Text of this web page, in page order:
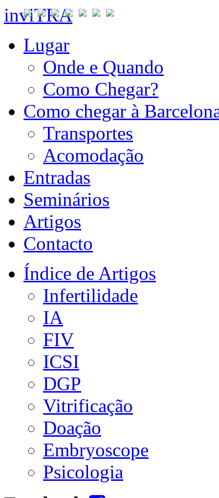
inviTRA
Lugar
Onde e Quando
Como Chegar?
Como chegar à
Transportes
Acomodação
Entradas
Seminários
Artigos
Contacto
Índice de Artigos
Infertilidade
IA
FIV
ICSI
DGP
Vitrificação
Doação
Embryoscope
Psicologia